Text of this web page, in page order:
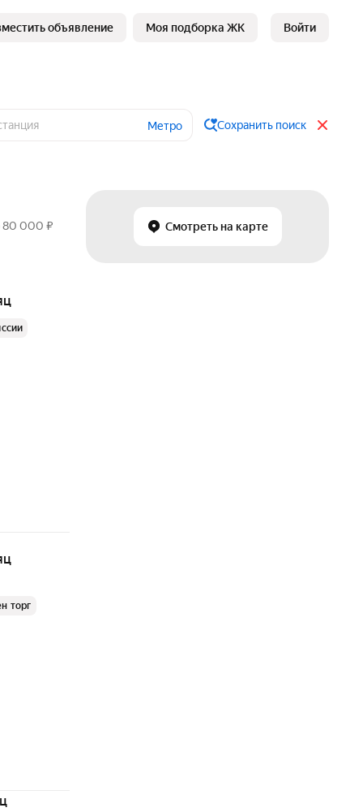
объявление Моя подборка ЖК Войти
Метро Сохранить поиск
Смотреть на карте
80 000 ₽
торг